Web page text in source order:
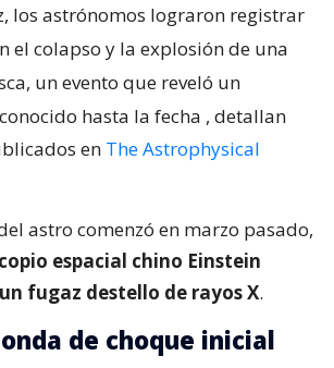
los astrónomos lograron registrar
el colapso y la explosión de una
un evento que reveló un
hasta la fecha , detallan
en The Astrophysical
astro comenzó en marzo pasado,
espacial chino Einstein
fugaz destello de rayos X.
de choque inicial